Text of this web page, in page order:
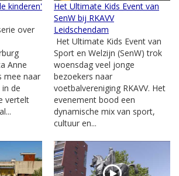
kinderen'
over
Anne
mee naar
de
vertelt
Het Ultimate Kids Event van
SenW bij RKAVV
Leidschendam
Het Ultimate Kids Event van
Sport en Welzijn (SenW) trok
woensdag veel jonge
bezoekers naar
voetbalvereniging RKAVV. Het
evenement bood een
dynamische mix van sport,
cultuur en...